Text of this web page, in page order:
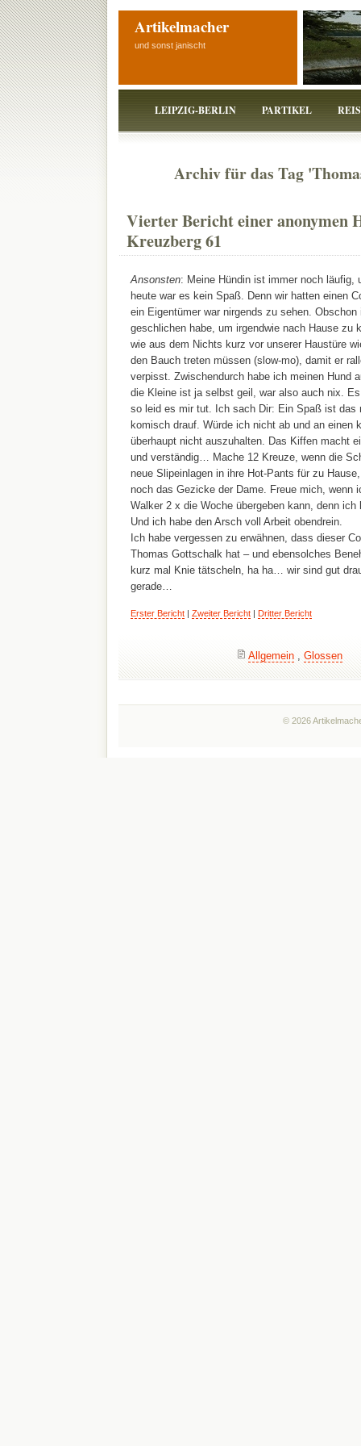
Artikelmacher
und sonst janischt
LEIPZIG-BERLIN PARTIKEL
Archiv für das Tag
Vierter Bericht einer anonymen
Kreuzberg 61
Ansonsten: Meine Hündin ist immer noch läufig,
heute war es kein Spaß. Denn wir hatten einen
ein Eigentümer war nirgends zu sehen.
geschlichen habe, um irgendwie nach Hause zu
wie aus dem Nichts kurz vor unserer Haustüre
den Bauch treten müssen (slow-mo), damit er
verpisst. Zwischendurch habe ich meinen Hund
die Kleine ist ja selbst geil, war also auch nix.
so leid es mir tut. Ich sach Dir: Ein Spaß ist das
komisch drauf. Würde ich nicht ab und an einen
überhaupt nicht auszuhalten. Das Kiffen macht
und verständig… Mache 12 Kreuze, wenn die
neue Slipeinlagen in ihre Hot-Pants für zu
noch das Gezicke der Dame. Freue mich, wenn
Walker 2 x die Woche übergeben kann, denn
Und ich habe den Arsch voll Arbeit obendrein.
Ich habe vergessen zu erwähnen, dass dieser
Thomas Gottschalk hat – und ebensolches
kurz mal Knie tätscheln, ha ha… wir sind gut
gerade…
Erster Bericht| Zweiter Bericht| Dritter Bericht
Allgemein, Glossen
© 2026